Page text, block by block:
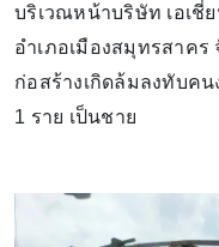
บริเวณหน้าบริษัท เอเชี่
อำเภอเมืองสมุทรสาค
ก่อสร้างเกิดล้มลงทับคน
1 ราย เป็นชาย